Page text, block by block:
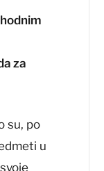
za
su, po
u